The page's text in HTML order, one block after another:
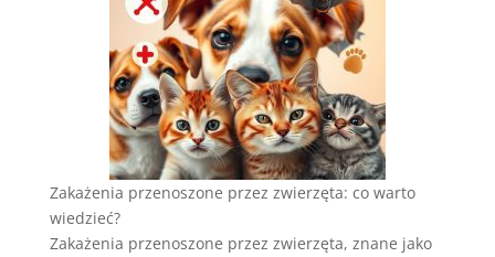
Zakażenia przenoszone przez zwierzęta: co warto
wiedzieć?
Zakażenia przenoszone przez zwierzęta, znane jako